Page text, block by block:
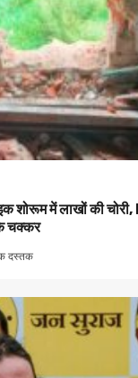
शोरूम में लाखों की
चक्कर
दस्तक